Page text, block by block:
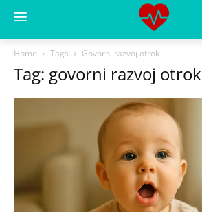
Home Tags Govorni razvoj otrok
Tag: govorni razvoj otrok